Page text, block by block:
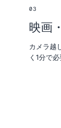
03
映画
カメラ越
く1分で必